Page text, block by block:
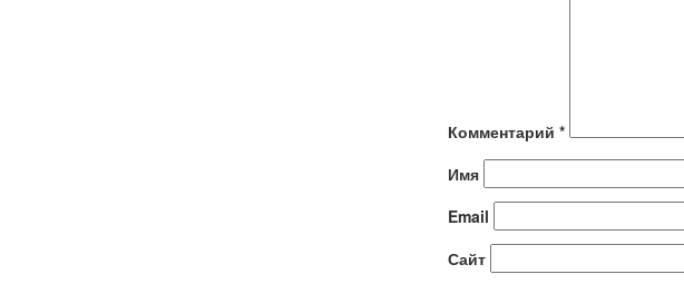
Комментарий *
Имя
Email
Сайт